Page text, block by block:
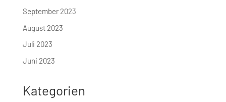
September 2023
August 2023
Juli 2023
Juni 2023
Kategorien